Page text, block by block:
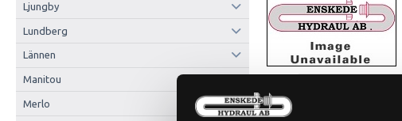
Ljungby
Lundberg
Lännen
Manitou
Merlo